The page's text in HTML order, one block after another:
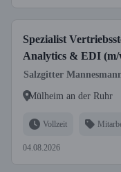
Spezialist
Analytics & EDI (m/
Salzgitter
Mülheim an der Ruhr
Vollzeit
04.08.2026